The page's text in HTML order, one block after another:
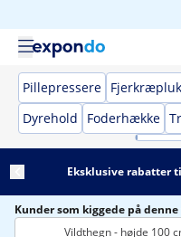
Pillepressere
Dyrehold
Foderhække
Eksklusive rabatter
Kunder som kiggede på
Vildthegn - højde 100